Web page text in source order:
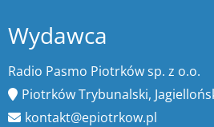
Wydawca
Radio Pasmo Piotrków sp. z o.o.
Piotrków Trybunalski,
kontakt@epiotrkow.pl